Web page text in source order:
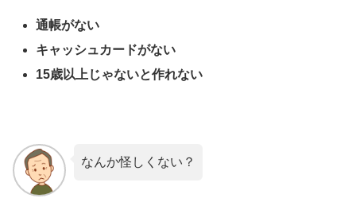
通帳がない
キャッシュカードがない
15歳以上じゃないと作れない
なんか怪しくない？